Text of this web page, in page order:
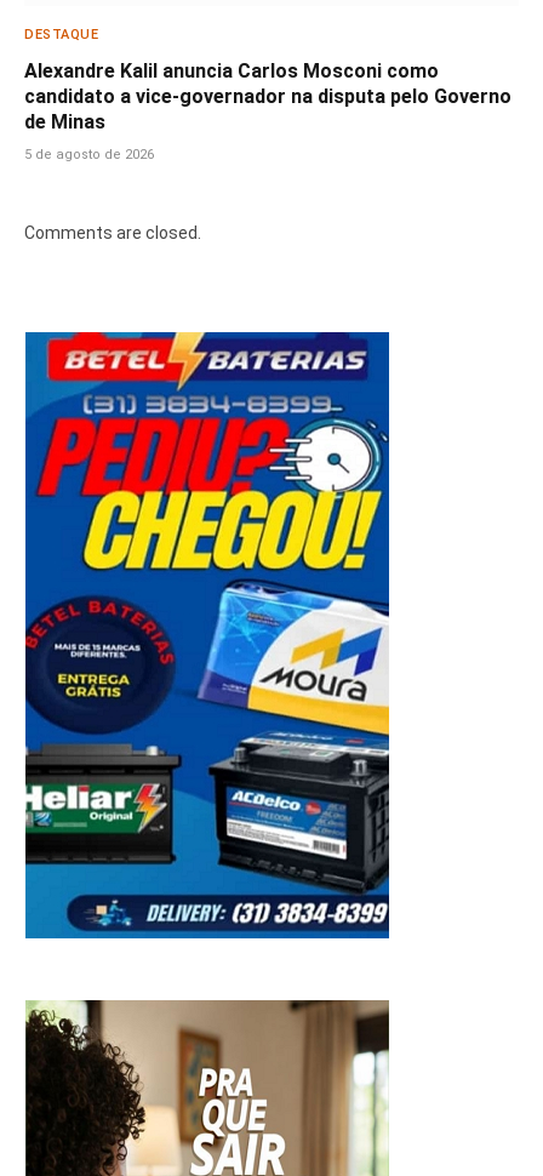
DESTAQUE
Alexandre Kalil anuncia Carlos Mosconi como
candidato a vice-governador na disputa pelo Governo
de Minas
5 de agosto de 2026
Comments are closed.